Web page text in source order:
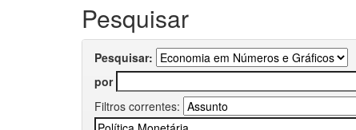
Pesquisar
Pesquisar:
por
Filtros correntes: